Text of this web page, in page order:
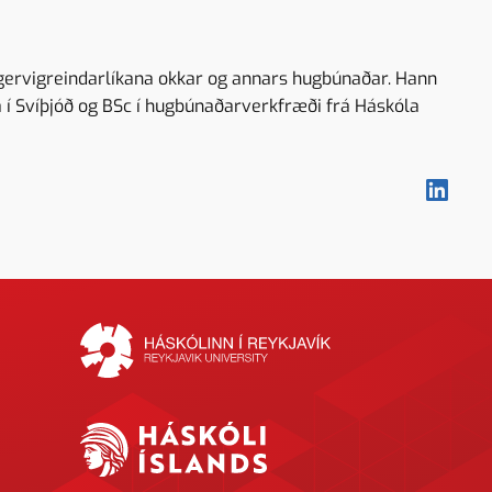
okkar og annars hugbúnaðar. Hann
Svíþjóð og BSc í hugbúnaðarverkfræði frá Háskóla